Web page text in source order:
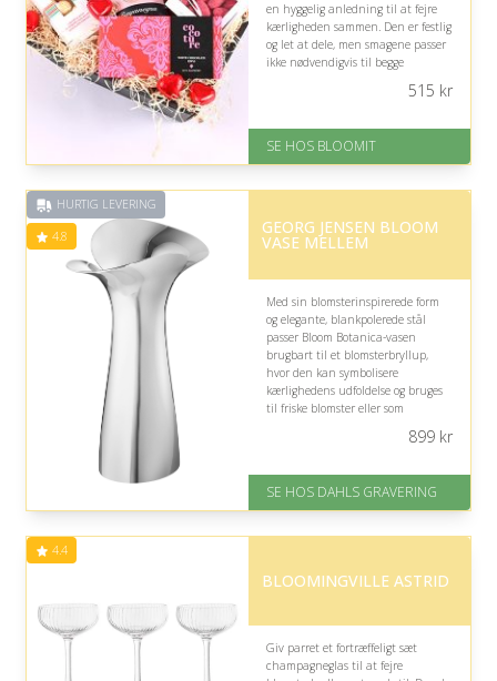
en hyggelig anledning til at fejre
kærligheden sammen. Den er festlig
og let at dele, men smagene passer
ikke nødvendigvis til begge
aftale
på 4.4 ud af 5
515 kr
SE HOS BLOOMIT
HURTIG LEVERING
4.8 GEORG JENSEN BLOOM
VASE MELLEM
Med sin blomsterinspirerede form
og elegante, blankpolerede stål
passer Bloom Botanica-vasen
brugbart til et blomsterbryllup,
hvor den kan symbolisere
kærlighedens udfoldelse og bruges
til friske blomster eller som
På lager
Levering: 2-3 dage
Fremragende Trustpilot rating
899kr
SE HOS DAHLS GRAVERING
4.4
BLOOMINGVILLE ASTRID
Giv parret et fortræffeligt sæt
champagneglas til at fejre